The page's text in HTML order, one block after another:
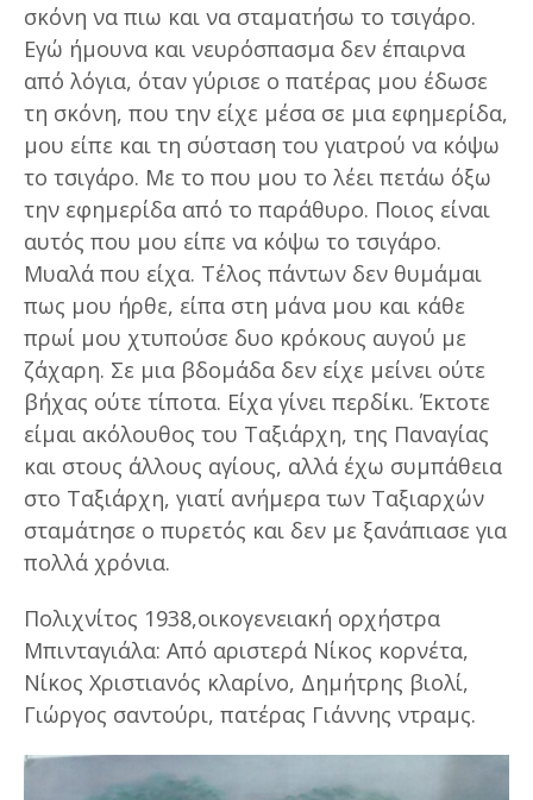
σκόνη να πιω και να σταματήσω το τσιγάρο.
Εγώ ήμουνα και νευρόσπασμα δεν έπαιρνα
από λόγια, όταν γύρισε ο πατέρας μου έδωσε
τη σκόνη, που την είχε μέσα σε μια εφημερίδα,
μου είπε και τη σύσταση του γιατρού να κόψω
το τσιγάρο. Με το που μου το λέει πετάω όξω
την εφημερίδα από το παράθυρο. Ποιος είναι
αυτός που μου είπε να κόψω το τσιγάρο.
Μυαλά που είχα. Τέλος πάντων δεν θυμάμαι
πως μου ήρθε, είπα στη μάνα μου και κάθε
πρωί μου χτυπούσε δυο κρόκους αυγού με
ζάχαρη. Σε μια βδομάδα δεν είχε μείνει ούτε
βήχας ούτε τίποτα. Είχα γίνει περδίκι. Έκτοτε
είμαι ακόλουθος του Ταξιάρχη, της Παναγίας
και στους άλλους αγίους, αλλά έχω συμπάθεια
στο Ταξιάρχη, γιατί ανήμερα των Ταξιαρχών
σταμάτησε ο πυρετός και δεν με ξανάπιασε για
πολλά χρόνια.
Πολιχνίτος 1938,οικογενειακή ορχήστρα
Μπινταγιάλα: Από αριστερά Νίκος κορνέτα,
Νίκος Χριστιανός κλαρίνο, Δημήτρης βιολί,
Γιώργος σαντούρι, πατέρας Γιάννης ντραμς.